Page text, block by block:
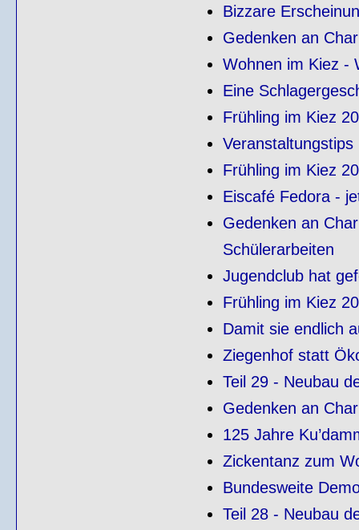
Bizzare
Gedenken an
Wohnen im Kiez -
Eine
Frühling im Kiez
Veranstaltungstips
Frühling im Kiez
Eiscafé Fedora -
Gedenken an
Schülerarbeiten
Jugendclub hat
Frühling im Kiez
Damit sie endlich
Ziegenhof statt
Teil 29 - Neubau
Gedenken an
125 Jahre
Zickentanz zum
Bundesweite
Teil 28 - Neubau